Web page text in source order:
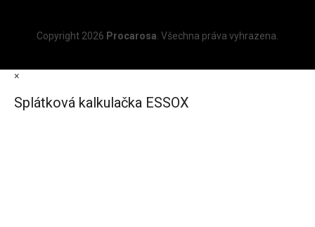
Copyright 2026 Procarosa. Všechna práva vyhrazena.
×
Splátková kalkulačka ESSOX